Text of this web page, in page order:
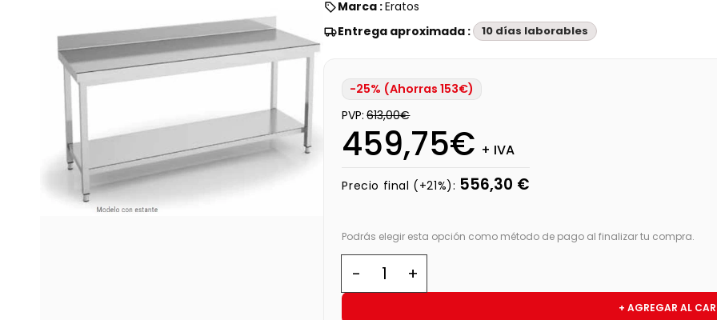
Marca :Eratos
Entrega aproximada : 10 días laborables
-25% (Ahorras 153€)
PVP: 613,00€
459,75€ + IVA
Precio final (+21%): 556,30 €
Podrás elegir esta opción como método de pago al finalizar tu compra.
+ AGREGAR AL